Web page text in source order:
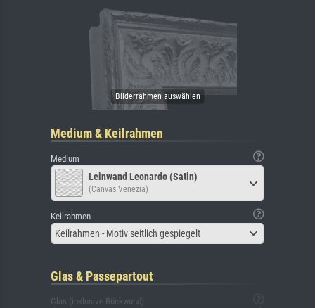
Medium & Keilrahmen
Medium
Leinwand Leonardo (Satin)
(Canvas Venezia)
Keilrahmen
Keilrahmen - Motiv seitlich gespiegelt
Glas & Passepartout
Glas (inklusive Rückwand)